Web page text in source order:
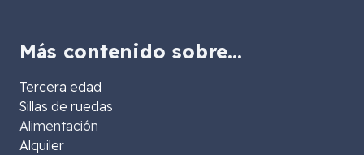
Más contenido sobre…
Tercera edad
Sillas de ruedas
Alimentación
Alquiler